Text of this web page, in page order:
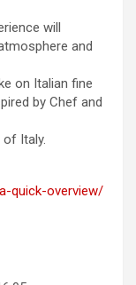
will
and
on Italian fine
by Chef and
of Italy.
quick-overview/